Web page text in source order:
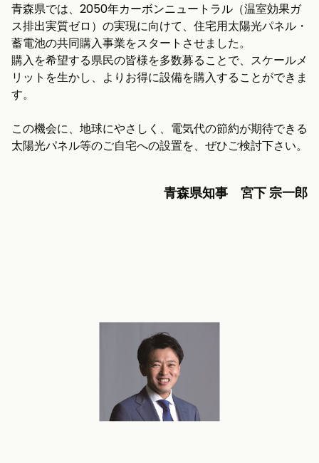
青森県では、2050年カーボンニュートラル（温室効果ガ
ス排出実質ゼロ）の実現に向けて、住宅用太陽光パネル・
蓄電池の共同購入事業をスタートさせました。
購入を希望する県民の皆様を多数募ることで、スケールメ
リットを生かし、よりお得に設備を購入することができま
す。
この機会に、地球にやさしく、電気代の節約が期待できる
太陽光パネル等のご自宅への設置を、ぜひご検討下さい。
青森県知事 宮下 宗一郎